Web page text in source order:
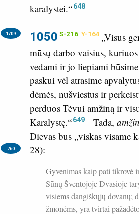
karalystei.“648
1050 S-216 Y-164
1709
„Visus
mūsų darbo vaisius,
vedami ir jo liepiami būsime
paskui vėl atrasime
dėmės, nušviestus ir
perduos Tėvui amžiną ir
Karalystę.“649 Tada,
Dievas bus „viskas visame
28):
260
Gyvenimas kaip pati tikrovė
Sūnų Šventojoje Dvasioje
visiems dangiškųjų dovanų;
žmonėms, yra tvirtai